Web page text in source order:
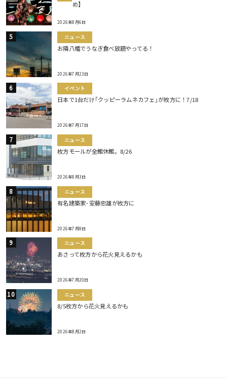
め】
2026年8月6日
ニュース
お隣八幡でうなぎ食べ放題やってる！
2026年7月23日
イベント
日本で1台だけ｢クッピーラムネカフェ｣が枚方に！7/18
2026年7月17日
ニュース
枚方モールが全館休館。8/26
2026年8月3日
ニュース
有名建築家･安藤忠雄が枚方に
2026年7月8日
ニュース
あさって枚方から花火見えるかも
2026年7月20日
ニュース
8/5枚方から花火見えるかも
2026年8月2日